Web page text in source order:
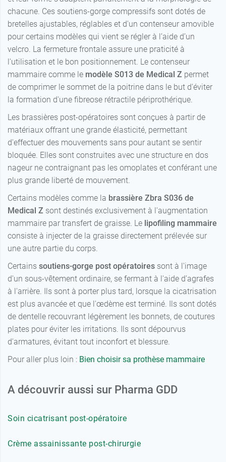
Bonnet D - 85
64,90 €
Blanc -
64,90 €
Blanc -
Bonnet D - 95
64,90 €
Bonnet D -
100
64,90 €
Blanc -
Bonnet D -
105
64,90 €
Blanc -
Bonnet D -
64,90 €
Blanc -
Bonnet D -
64,90 €
Blanc -
64,90 €
Blanc -
Bonnet E - 90
64,90 €
Bonnet E - 95
64,90 €
Bonnet E -
64,90 €
Blanc -
Bonnet E -
64,90 €
Noir - Bonnet
64,90 €
Noir - Bonnet
B - 105
C - 105
64,90 €
Noir - Bonnet
64,90 €
Noir - Bonnet
64,90 €
Noir - Bonnet
C - 110
Noir - Bonnet
D - 110
E - 110
64,90 €
chacune. Ces soutiens-gorge compressifs sont dotés de
bretelles ajustables, réglables et d'un contenseur amovible
pour certains modèles qui vient se régler à l’aide d’un
velcro. La fermeture frontale assure une praticité à
l'utilisation et le bon positionnement. Le contenseur
mammaire comme le modèle S013 de Medical Z permet
de comprimer le sommet de la poitrine dans le but d'éviter
la formation d'une fibreose rétractile périprothérique.
Les brassières post-opératoires sont conçues à partir de
matériaux offrant une grande élasticité, permettant
d'effectuer des mouvements sans pour autant se sentir
bloquée. Elles sont construites avec une structure en dos
nageur ne contraignant pas les omoplates et conférant une
plus grande liberté de mouvement.
Certains modèles comme la brassière Zbra S036 de
Medical Z sont destinés exclusivement à l'augmentation
mammaire par transfert de graisse. Le lipofiling mammaire
consiste à injecter de la graisse directement prélevée sur
une autre partie du corps.
Certains soutiens-gorge post opératoires sont à l'image
d'un sous-vêtement ordinaire, se fermant à l'aide d’agrafes
à l'arrière. Ils sont à porter plus tard, lorsque la cicatrisation
est plus avancée et que l'œdème est terminé. Ils sont dotés
de dentelle recouvrant légèrement les bonnets, de coutures
plates pour éviter les irritations. Ils sont dépourvus
d'armatures, évitant tout inconfort et blessure.
Pour aller plus loin : Bien choisir sa prothèse mammaire
A découvrir aussi sur Pharma GDD
Soin cicatrisant post-opératoire
Crème assainissante post-chirurgie